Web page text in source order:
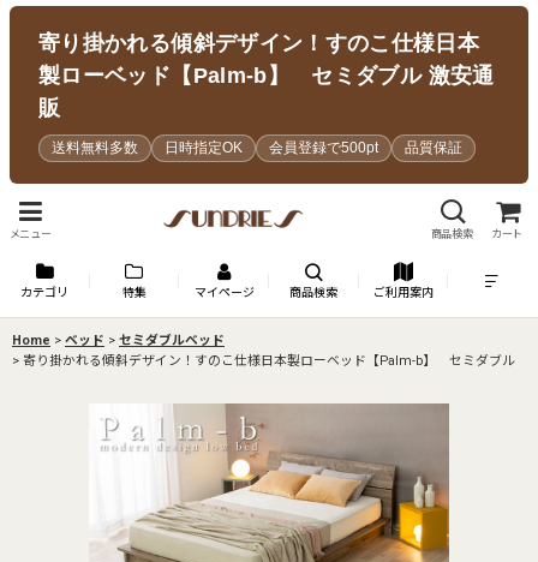
寄り掛かれる傾斜デザイン！すのこ仕様日本
製ローベッド【Palm-b】 セミダブル 激安通
販
送料無料多数 日時指定OK 会員登録で500pt 品質保証
メニュー 商品検索 カート
カテゴリ 特集 マイページ 商品検索 ご利用案内
Home > ベッド > セミダブルベッド
> 寄り掛かれる傾斜デザイン！すのこ仕様日本製ローベッド【Palm-b】 セミダブル